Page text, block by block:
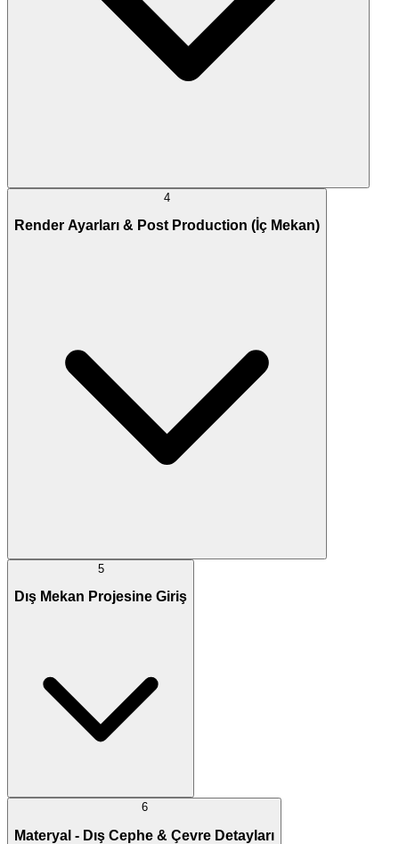
4
Render Ayarları & Post Production (İç Mekan)
5
Dış Mekan Projesine Giriş
6
Materyal - Dış Cephe & Çevre Detayları